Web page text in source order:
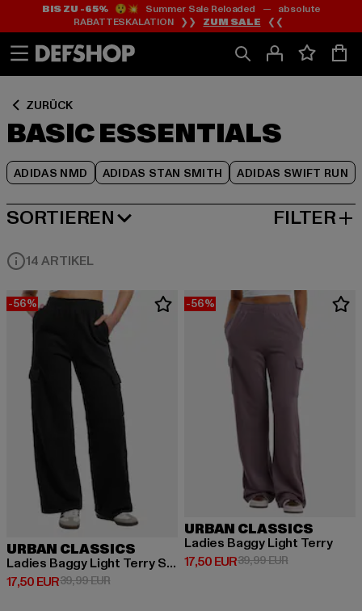
Zum
Inhalt
springen
Zum
Fußzeile
springen
BIS ZU -65%😲💥 Summer Sale Reloaded — absolute
RABATTESKALATION ❯❯ ZUM SALE ❮❮
ZURÜCK
BASIC ESSENTIALS
ADIDAS NMD ADIDAS STAN SMITH ADIDAS SWIFT RUN
Zum
Produktraster
springen
SORTIEREN
BELIEBTESTE FILTER
14 ARTIKEL
-56%
URBAN CLASSICS
Ladies Baggy Light Terry Sweat Pants
17,50 EUR
Derzeitiger Preis: 17,50 EUR
39,99 EURAktionspreis: 39,99 EUR
-56%
URBAN CLASSICS
Ladies Baggy Light Terry
17,50 EUR
Derzeitiger Preis: 17,50 EUR
39,99 EURAktionspreis: